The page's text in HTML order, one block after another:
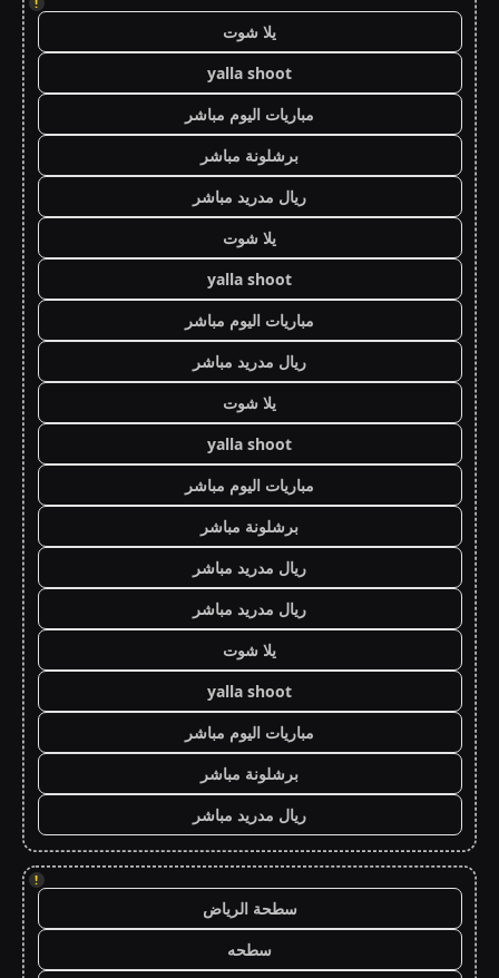
يلا شوت
yalla shoot
مباريات اليوم مباشر
برشلونة مباشر
ريال مدريد مباشر
يلا شوت
yalla shoot
مباريات اليوم مباشر
ريال مدريد مباشر
يلا شوت
yalla shoot
مباريات اليوم مباشر
برشلونة مباشر
ريال مدريد مباشر
ريال مدريد مباشر
يلا شوت
yalla shoot
مباريات اليوم مباشر
برشلونة مباشر
ريال مدريد مباشر
!
سطحة الرياض
سطحه